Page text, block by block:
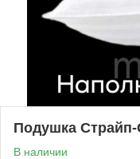
Подушка Страйп-
В наличии